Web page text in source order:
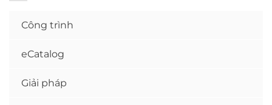
Công trình
eCatalog
Giải pháp